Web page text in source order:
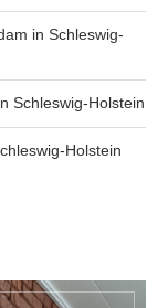
in Schleswig-
Schleswig-Holstein
Holstein